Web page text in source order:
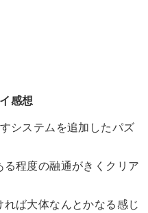
感想
システムを追加したパズ
程度の融通がきくクリア
ば大体なんとかなる感じ